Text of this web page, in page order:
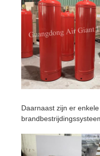
Daarnaast zijn er